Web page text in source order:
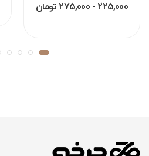
225,000 - 275,000 تومان